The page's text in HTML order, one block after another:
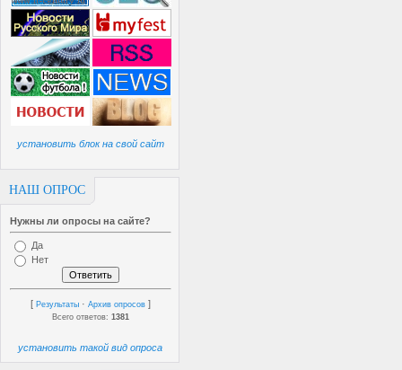
установить блок на свой сайт
НАШ ОПРОС
Нужны ли опросы на сайте?
Да
Нет
[ Результаты · Архив опросов ]
Всего ответов: 1381
установить такой вид опроса